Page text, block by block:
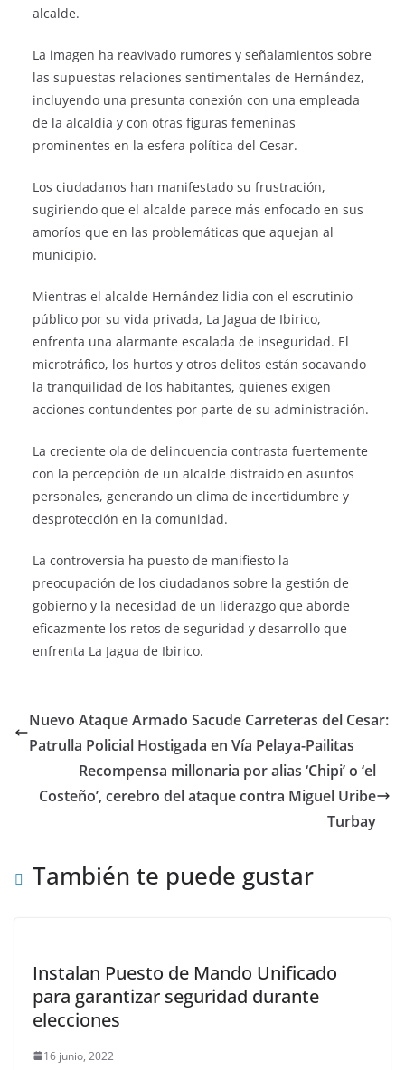
alcalde.
La imagen ha reavivado rumores y señalamientos sobre
las supuestas relaciones sentimentales de Hernández,
incluyendo una presunta conexión con una empleada
de la alcaldía y con otras figuras femeninas
prominentes en la esfera política del Cesar.
Los ciudadanos han manifestado su frustración,
sugiriendo que el alcalde parece más enfocado en sus
amoríos que en las problemáticas que aquejan al
municipio.
Mientras el alcalde Hernández lidia con el escrutinio
público por su vida privada, La Jagua de Ibirico,
enfrenta una alarmante escalada de inseguridad. El
microtráfico, los hurtos y otros delitos están socavando
la tranquilidad de los habitantes, quienes exigen
acciones contundentes por parte de su administración.
La creciente ola de delincuencia contrasta fuertemente
con la percepción de un alcalde distraído en asuntos
personales, generando un clima de incertidumbre y
desprotección en la comunidad.
La controversia ha puesto de manifiesto la
preocupación de los ciudadanos sobre la gestión de
gobierno y la necesidad de un liderazgo que aborde
eficazmente los retos de seguridad y desarrollo que
enfrenta La Jagua de Ibirico.
Nuevo Ataque Armado Sacude Carreteras del Cesar:
Patrulla Policial Hostigada en Vía Pelaya-Pailitas
Recompensa millonaria por alias ‘Chipi’ o ‘el
Costeño’, cerebro del ataque contra Miguel Uribe
Turbay
También te puede gustar
Instalan Puesto de Mando Unificado
para garantizar seguridad durante
elecciones
16 junio, 2022